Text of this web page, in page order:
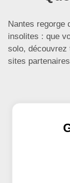
Nantes regorge
insolites : que
solo, découvrez
sites